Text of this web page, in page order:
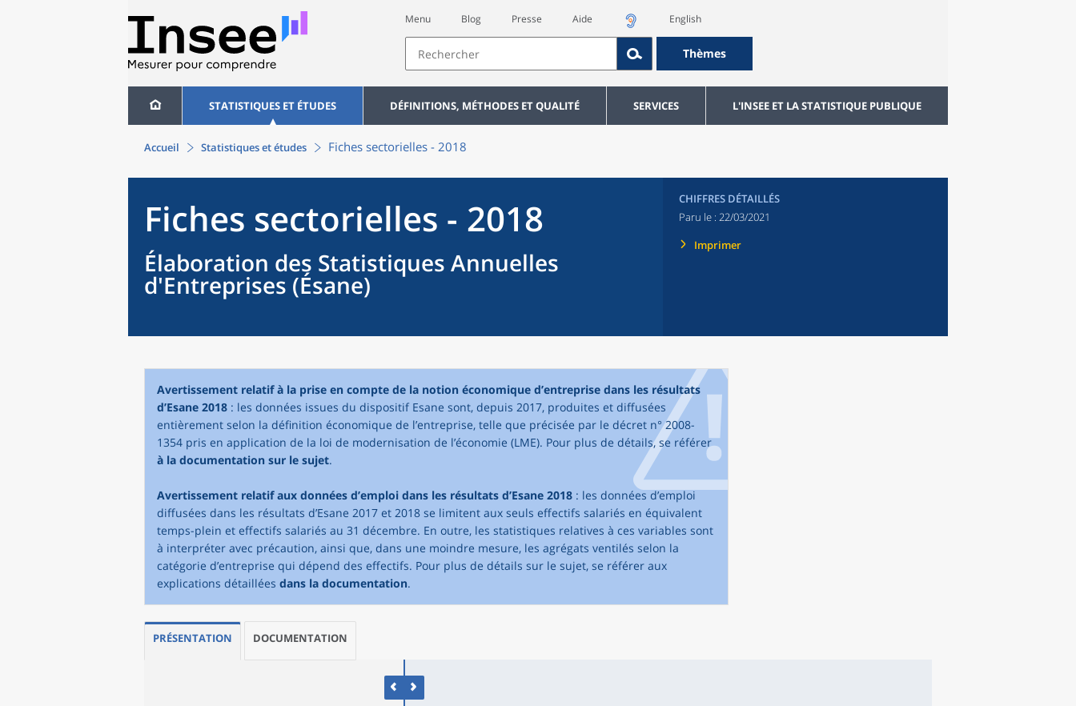
Menu Blog Presse Aide English
Thèmes
STATISTIQUES ET ÉTUDES DÉFINITIONS, MÉTHODES ET QUALITÉ SERVICES L'INSEE ET LA STATISTIQUE PUBLIQUE
Accueil Statistiques et études Fiches sectorielles - 2018
Fiches sectorielles - 2018
Élaboration des Statistiques Annuelles
d'Entreprises (Ésane)
CHIFFRES DÉTAILLÉS
Paru le : 22/03/2021
Imprimer
Avertissement relatif à la prise en compte de la notion économique d’entreprise dans les résultats
d’Esane 2018 : les données issues du dispositif Esane sont, depuis 2017, produites et diffusées
entièrement selon la définition économique de l’entreprise, telle que précisée par le décret n° 2008-
1354 pris en application de la loi de modernisation de l’économie (LME). Pour plus de détails, se référer
à la documentation sur le sujet.
Avertissement relatif aux données d’emploi dans les résultats d’Esane 2018 : les données d’emploi
diffusées dans les résultats d’Esane 2017 et 2018 se limitent aux seuls effectifs salariés en équivalent
temps-plein et effectifs salariés au 31 décembre. En outre, les statistiques relatives à ces variables sont
à interpréter avec précaution, ainsi que, dans une moindre mesure, les agrégats ventilés selon la
catégorie d’entreprise qui dépend des effectifs. Pour plus de détails sur le sujet, se référer aux
explications détaillées dans la documentation.
PRÉSENTATION DOCUMENTATION